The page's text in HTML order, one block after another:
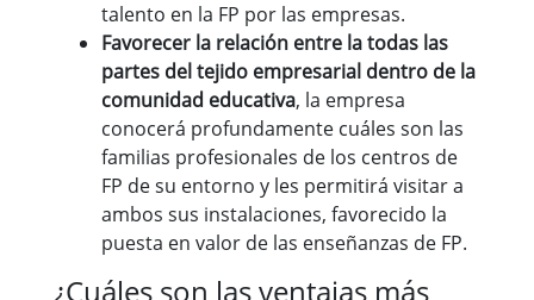
talento en la FP por las empresas.
Favorecer la relación entre la todas las
partes del tejido empresarial dentro de la
comunidad educativa, la empresa
conocerá profundamente cuáles son las
familias profesionales de los centros de
FP de su entorno y les permitirá visitar a
ambos sus instalaciones, favorecido la
puesta en valor de las enseñanzas de FP.
¿Cuáles son las ventajas más